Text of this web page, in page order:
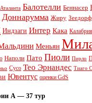
Аталанта Балотелли Беннасер
Доннарумма Жиру Зеедорф
Индзаги Интер Кака Калабрия
Меньян
Наполи Пато Пиоли Пирло
Сусо Тео Эрнандес Тиаго
Ювентус оценки GdS
А — 37 тур